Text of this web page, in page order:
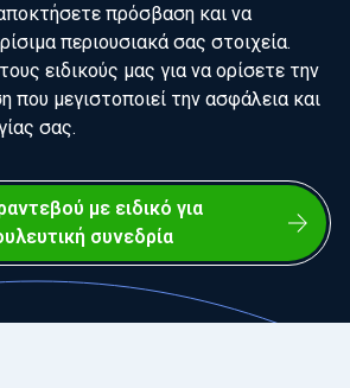
πρόσβαση και να
περιουσιακά σας στοιχεία.
ειδικούς μας για να ορίσετε την
που μεγιστοποιεί την ασφάλεια και
σας.
με ειδικό για
συνεδρία